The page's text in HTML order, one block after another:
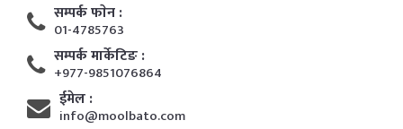
सम्पर्क फाेन :
01-4785763
सम्पर्क मार्केटिङ :
+977-9851076864
ईमेल :
info@moolbato.com